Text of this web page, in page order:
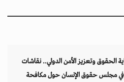
الحقوق وتعزيز الأمن الدولي.. نقاشات
مجلس حقوق الإنسان حول مكافحة